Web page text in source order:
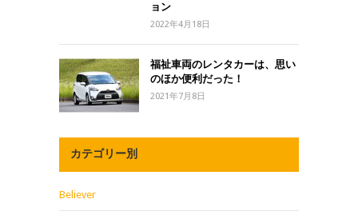
ョン
2022年4月18日
福祉車両のレンタカーは、思い
のほか便利だった！
2021年7月8日
カテゴリー別
Believer